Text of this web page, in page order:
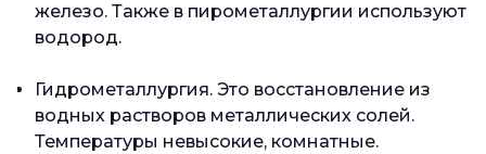
железо. Также в пирометаллургии используют
водород.
Гидрометаллургия. Это восстановление из
водных растворов металлических солей.
Температуры невысокие, комнатные.